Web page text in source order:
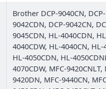
Brother DCP-9040CN, DCP-
9042CDN, DCP-9042CN,
9045CDN, HL-4040CDN,
4040CDW, HL-4040CN, HL-
HL-4050CDN, HL-
4070CDW, MFC-9420CNLT,
9420DN, MFC-9440CN,